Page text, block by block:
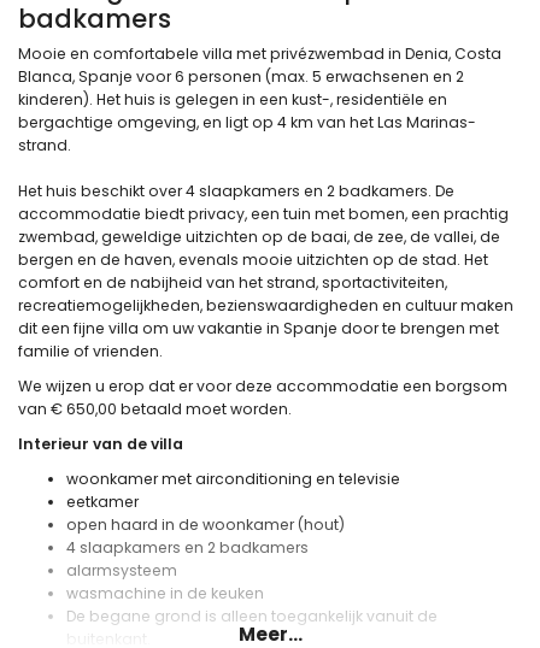
badkamers
Mooie en comfortabele villa met privézwembad in Denia, Costa
Blanca, Spanje voor 6 personen (max. 5 erwachsenen en 2
kinderen). Het huis is gelegen in een kust-, residentiële en
bergachtige omgeving, en ligt op 4 km van het Las Marinas-
strand.
Het huis beschikt over 4 slaapkamers en 2 badkamers. De
accommodatie biedt privacy, een tuin met bomen, een prachtig
zwembad, geweldige uitzichten op de baai, de zee, de vallei, de
bergen en de haven, evenals mooie uitzichten op de stad. Het
comfort en de nabijheid van het strand, sportactiviteiten,
recreatiemogelijkheden, bezienswaardigheden en cultuur maken
dit een fijne villa om uw vakantie in Spanje door te brengen met
familie of vrienden.
We wijzen u erop dat er voor deze accommodatie een borgsom
van € 650,00 betaald moet worden.
Interieur van de villa
woonkamer met airconditioning en televisie
eetkamer
open haard in de woonkamer (hout)
4 slaapkamers en 2 badkamers
alarmsysteem
wasmachine in de keuken
De begane grond is alleen toegankelijk vanuit de
Meer...